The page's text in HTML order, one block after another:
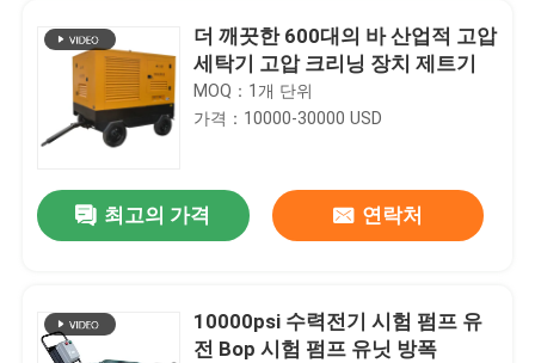
더 깨끗한 600대의 바 산업적 고압
세탁기 고압 크리닝 장치 제트기
MOQ：1개 단위
가격：10000-30000 USD
최고의 가격 연락처
10000psi 수력전기 시험 펌프 유
전 Bop 시험 펌프 유닛 방폭